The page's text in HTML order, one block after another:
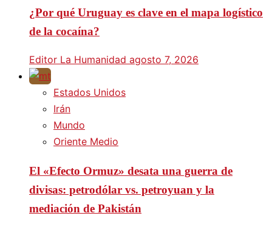
¿Por qué Uruguay es clave en el mapa logístico
de la cocaína?
Editor La Humanidad agosto 7, 2026
Estados Unidos
Irán
Mundo
Oriente Medio
El «Efecto Ormuz» desata una guerra de
divisas: petrodólar vs. petroyuan y la
mediación de Pakistán